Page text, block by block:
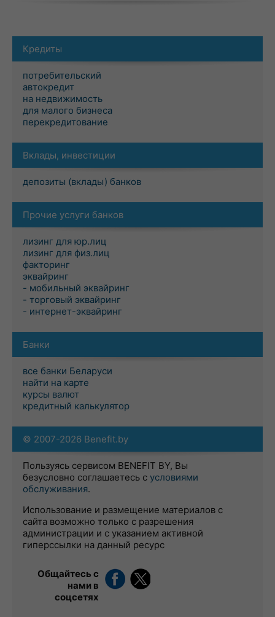
Кредиты
потребительский
автокредит
на недвижимость
для малого бизнеса
перекредитование
Вклады, инвестиции
депозиты (вклады) банков
Прочие услуги банков
лизинг для юр.лиц
лизинг для физ.лиц
факторинг
эквайринг
- мобильный эквайринг
- торговый эквайринг
- интернет-эквайринг
Банки
все банки Беларуси
найти на карте
курсы валют
кредитный калькулятор
© 2007-2026 Benefit.by
Пользуясь сервисом BENEFIT BY, Вы
безусловно соглашаетесь с условиями
обслуживания.
Использование и размещение материалов с
сайта возможно только с разрешения
администрации и с указанием активной
гиперссылки на данный ресурс
Общайтесь с
нами в
соцсетях